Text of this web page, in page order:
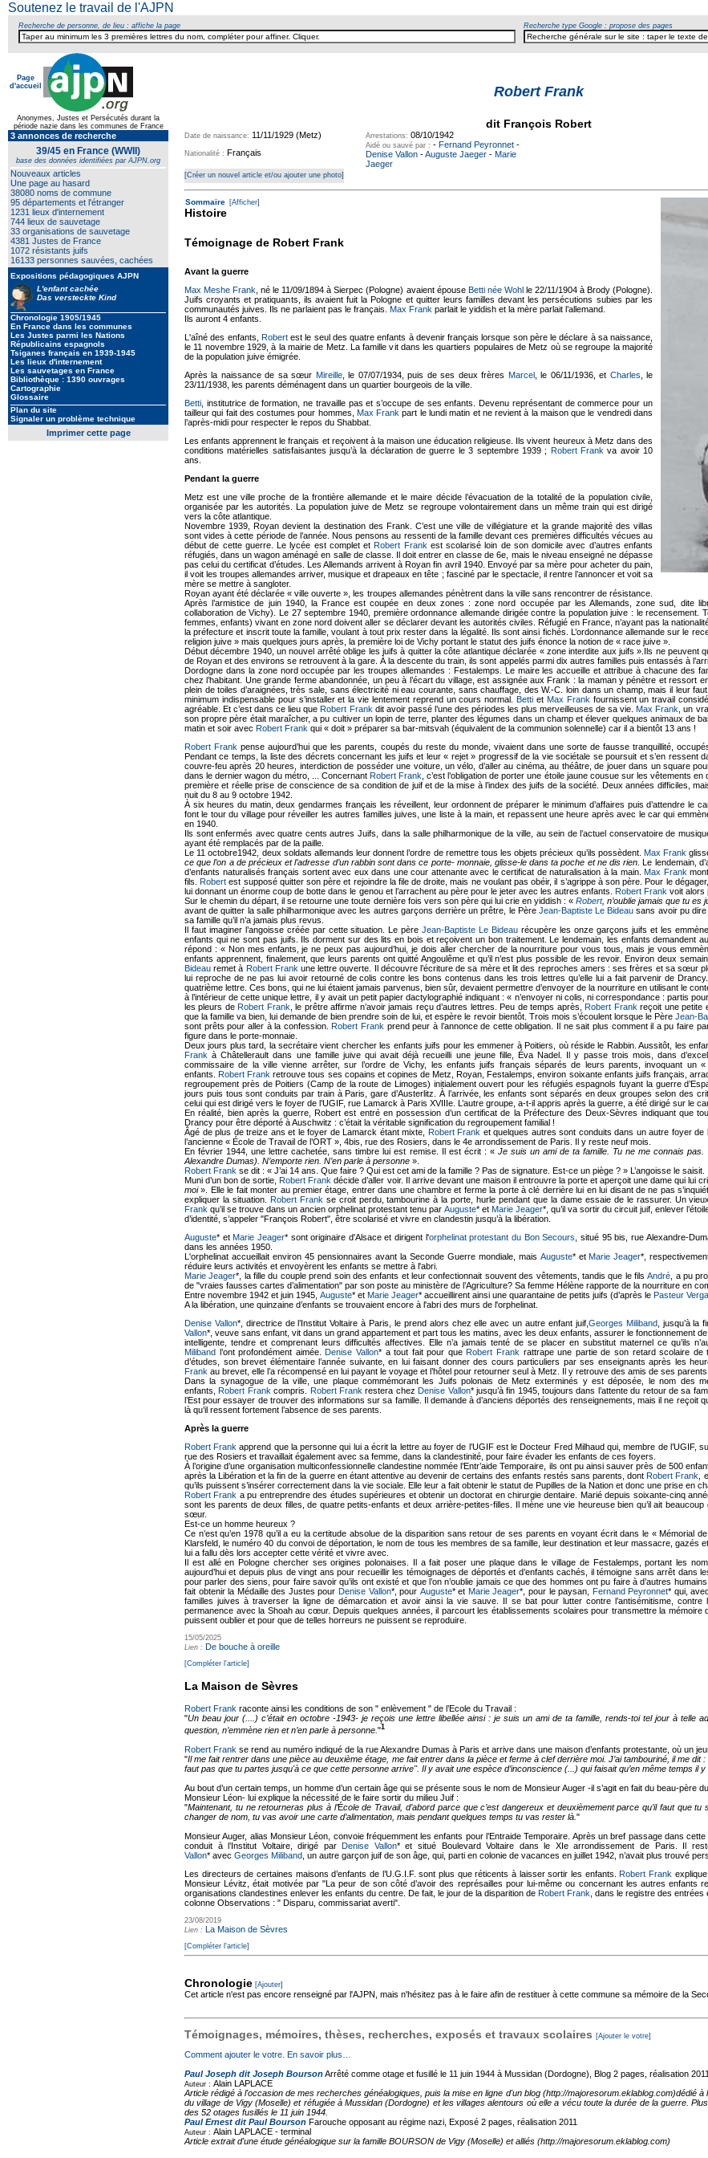
Soutenez le travail de l'AJPN
Recherche de personne, de lieu : affiche la page Recherche type Google : propose des pages
Page
d'accueil
Anonymes, Justes et Persécutés durant la
période nazie dans les communes de France
3 annonces de recherche
39/45 en France (WWII)
base des données identifiées par AJPN.org
Nouveaux articles
Une page au hasard
38080 noms de commune
95 départements et l'étranger
1231 lieux d'internement
744 lieux de sauvetage
33 organisations de sauvetage
4381 Justes de France
1072 résistants juifs
16133 personnes sauvées, cachées
Expositions pédagogiques AJPN
L'enfant cachée
Das versteckte Kind
Chronologie 1905/1945
En France dans les communes
Les Justes parmi les Nations
Républicains espagnols
Tsiganes français en 1939-1945
Les lieux d'internement
Les sauvetages en France
Bibliothèque : 1390 ouvrages
Cartographie
Glossaire
Plan du site
Signaler un problème technique
Imprimer cette page
Robert Frank
dit François Robert
Date de naissance: 11/11/1929 (Metz)
Nationalité : Français
Arrestations: 08/10/1942
Aidé ou sauvé par : - Fernand Peyronnet -
Denise Vallon -Auguste Jaeger - Marie
Jaeger
[Créer un nouvel article et/ou ajouter une photo]
Sommaire [Afficher]
Histoire
Témoignage de Robert Frank
Avant la guerre
Max Meshe Frank , né le 11/09/1894 à Sierpec (Pologne) avaient épouse Betti née Wohlle 22/11/1904 à Brody (Pologne).
Juifs croyants et pratiquants, ils avaient fuit la Pologne et quitter leurs familles devant les persécutions subies par les
communautés juives. Ils ne parlaient pas le français. Max Frank parlait le yiddish et la mère parlait l’allemand.
Ils auront 4 enfants.
L'aîné des enfants, Robertest le seul des quatre enfants à devenir français lorsque son père le déclare à sa naissance,
le 11 novembre 1929, à la mairie de Metz. La famille vit dans les quartiers populaires de Metz où se regroupe la majorité
de la population juive émigrée.
Après la naissance de sa sœur Mireille, le 07/07/1934, puis de ses deux frères Marcel, le 06/11/1936, et Charles , le
23/11/1938, les parents déménagent dans un quartier bourgeois de la ville.
Betti , institutrice de formation, ne travaille pas et s’occupe de ses enfants. Devenu représentant de commerce pour un
tailleur qui fait des costumes pour hommes, Max Frank part le lundi matin et ne revient à la maison que le vendredi dans
l’après-midi pour respecter le repos du Shabbat.
Les enfants apprennent le français et reçoivent à la maison une éducation religieuse. Ils vivent heureux à Metz dans des
conditions matérielles satisfaisantes jusqu’à la déclaration de guerre le 3 septembre 1939 ; Robert Frank va avoir 10
ans.
Pendant la guerre
Metz est une ville proche de la frontière allemande et le maire décide l’évacuation de la totalité de la population civile,
organisée par les autorités. La population juive de Metz se regroupe volontairement dans un même train qui est dirigé
vers la côte atlantique.
Novembre 1939, Royan devient la destination des Frank. C’est une ville de villégiature et la grande majorité des villas
sont vides à cette période de l’année. Nous pensons au ressenti de la famille devant ces premières difficultés vécues au
début de cette guerre. Le lycée est complet etRobert Frank est scolarisé loin de son domicile avec d’autres enfants
réfugiés, dans un wagon aménagé en salle de classe. Il doit entrer en classe de 6e, mais le niveau enseigné ne dépasse
pas celui du certificat d’études. Les Allemands arrivent à Royan fin avril 1940. Envoyé par sa mère pour acheter du pain,
il voit les troupes allemandes arriver, musique et drapeaux en tête ; fasciné par le spectacle, il rentre l’annoncer et voit sa
mère se mettre à sangloter.
Royan ayant été déclarée « ville ouverte », les troupes allemandes pénètrent dans la ville sans rencontrer de résistance.
Après l’armistice de juin 1940, la France est coupée en deux zones : zone nord occupée par les Allemands, zone sud, dite
collaboration de Vichy). Le 27 septembre 1940, première ordonnance allemande dirigée contre la population juive : le recensement.
femmes, enfants) vivant en zone nord doivent aller se déclarer devant les autorités civiles. Réfugié en France, n’ayant pas la
la préfecture et inscrit toute la famille, voulant à tout prix rester dans la légalité. Ils sont ainsi fichés. L’ordonnance allemande sur le
religion juive » mais quelques jours après, la première loi de Vichy portant le statut des juifs énonce la notion de « race juive ».
Début décembre 1940, un nouvel arrêté oblige les juifs à quitter la côte atlantique déclarée « zone interdite aux juifs ».Ils ne peuvent
de Royan et des environs se retrouvent à la gare. À la descente du train, ils sont appelés parmi dix autres familles puis entassés à
Dordogne dans la zone nord occupée par les troupes allemandes : Festalemps. Le maire les accueille et attribue à chacune des
chez l’habitant. Une grande ferme abandonnée, un peu à l’écart du village, est assignée aux Frank : la maman y pénètre et ressort
plein de toiles d’araignées, très sale, sans électricité ni eau courante, sans chauffage, des W.-C. loin dans un champ, mais il leur
minimum indispensable pour s’installer et la vie lentement reprend un cours normal.Betti et Max Frank fournissent un travail
agréable. Et c’est dans ce lieu queRobert Frank dit avoir passé l’une des périodes les plus merveilleuses de sa vie.Max Frank , un
son propre père était maraîcher, a pu cultiver un lopin de terre, planter des légumes dans un champ et élever quelques animaux de
matin et soir avec Robert Frank qui « doit » préparer sa bar-mitsvah (équivalent de la communion solennelle) car il a bientôt 13 ans !
Robert Frank pense aujourd’hui que les parents, coupés du reste du monde, vivaient dans une sorte de fausse tranquillité,
Pendant ce temps, la liste des décrets concernant les juifs et leur « rejet » progressif de la vie sociétale se poursuit et s’en ressent
couvre-feu après 20 heures, interdiction de posséder une voiture, un vélo, d’aller au cinéma, au théâtre, de jouer dans un square
dans le dernier wagon du métro, ... ConcernantRobert Frank , c’est l’obligation de porter une étoile jaune cousue sur les vêtements
première et réelle prise de conscience de sa condition de juif et de la mise à l’index des juifs de la société. Deux années difficiles,
nuit du 8 au 9 octobre 1942.
À six heures du matin, deux gendarmes français les réveillent, leur ordonnent de préparer le minimum d’affaires puis d’attendre le
font le tour du village pour réveiller les autres familles juives, une liste à la main, et repassent une heure après avec le car qui
en 1940.
Ils sont enfermés avec quatre cents autres Juifs, dans la salle philharmonique de la ville, au sein de l’actuel conservatoire de
ayant été remplacés par de la paille.
Le 11 octobre1942, deux soldats allemands leur donnent l’ordre de remettre tous les objets précieux qu’ils possèdent. Max Frank
ce que l’on a de précieux et l’adresse d’un rabbin sont dans ce porte- monnaie, glisse-le dans ta poche et ne dis rien . Le lendemain,
d’enfants naturalisés français sortent avec eux dans une cour attenante avec le certificat de naturalisation à la main.Max Frank
fils.Robert est supposé quitter son père et rejoindre la file de droite, mais ne voulant pas obéir, il s’agrippe à son père. Pour le
lui donnant un énorme coup de botte dans le genou et l’arrachent au père pour le jeter avec les autres enfants.Robert Frank voit alors
Sur le chemin du départ, il se retourne une toute dernière fois vers son père qui lui crie en yiddish : «Robert, n’oublie jamais que tu es
avant de quitter la salle philharmonique avec les autres garçons derrière un prêtre, le Père Jean-Baptiste Le Bideau sans avoir pu
sa famille qu’il n’a jamais plus revus.
Il faut imaginer l’angoisse créée par cette situation. Le pèreJean-Baptiste Le Bideau récupère les onze garçons juifs et les
enfants qui ne sont pas juifs. Ils dorment sur des lits en bois et reçoivent un bon traitement. Le lendemain, les enfants demandent
répond : « Non mes enfants, je ne peux pas aujourd’hui, je dois aller chercher de la nourriture pour vous tous, mais je vous
enfants apprennent, finalement, que leurs parents ont quitté Angoulême et qu’il n’est plus possible de les revoir. Environ deux
Bideau remet à Robert Frank une lettre ouverte. Il découvre l’écriture de sa mère et lit des reproches amers : ses frères et sa sœur
lui reproche de ne pas lui avoir retourné de colis contre les bons contenus dans les trois lettres qu’elle lui a fait parvenir de
quatrième lettre. Ces bons, qui ne lui étaient jamais parvenus, bien sûr, devaient permettre d’envoyer de la nourriture en utilisant le
à l’intérieur de cette unique lettre, il y avait un petit papier dactylographié indiquant : « n’envoyer ni colis, ni correspondance : partis
les pleurs deRobert Frank , le prêtre affirme n’avoir jamais reçu d’autres lettres. Peu de temps après,Robert Frank reçoit une petite
que la famille va bien, lui demande de bien prendre soin de lui, et espère le revoir bientôt. Trois mois s’écoulent lorsque le Père Jean-
sont prêts pour aller à la confession.Robert Frank prend peur à l’annonce de cette obligation. Il ne sait plus comment il a pu faire
figure dans le porte-monnaie.
Deux jours plus tard, la secrétaire vient chercher les enfants juifs pour les emmener à Poitiers, où réside le Rabbin. Aussitôt, les
Frank à Châtellerault dans une famille juive qui avait déjà recueilli une jeune fille, Éva Nadel. Il y passe trois mois, dans
commissaire de la ville vienne arrêter, sur l’ordre de Vichy, les enfants juifs français séparés de leurs parents, invoquant un
enfants.Robert Frank retrouve tous ses copains et copines de Metz, Royan, Festalemps, environ soixante enfants juifs français,
regroupement près de Poitiers (Camp de la route de Limoges) initialement ouvert pour les réfugiés espagnols fuyant la guerre
jours puis tous sont conduits par train à Paris, gare d’Austerlitz. À l’arrivée, les enfants sont séparés en deux groupes selon des
celui qui est dirigé vers le foyer de l’UGIF, rue Lamarck à Paris XVIIIe. L’autre groupe, a-t-il appris après la guerre, a été dirigé sur le
En réalité, bien après la guerre, Robert est entré en possession d’un certificat de la Préfecture des Deux-Sèvres indiquant que
Drancy pour être déporté à Auschwitz : c’était la véritable signification du regroupement familial !
Âgé de plus de treize ans et le foyer de Lamarck étant mixte, Robert Frank et quelques autres sont conduits dans un autre foyer de
l’ancienne « École de Travail de l’ORT », 4bis, rue des Rosiers, dans le 4e arrondissement de Paris. Il y reste neuf mois.
En février 1944, une lettre cachetée, sans timbre lui est remise. Il est écrit : « Je suis un ami de ta famille. Tu ne me connais
Alexandre Dumas). N’emporte rien. N’en parle à personne ».
Robert Frank se dit : « J’ai 14 ans. Que faire ? Qui est cet ami de la famille ? Pas de signature. Est-ce un piège ? » L’angoisse le saisit.
Muni d’un bon de sortie,Robert Frank décide d’aller voir. Il arrive devant une maison il entrouvre la porte et aperçoit une dame qui lui
moi». Elle le fait monter au premier étage, entrer dans une chambre et ferme la porte à clé derrière lui en lui disant de ne pas
expliquer la situation. Robert Frank se croit perdu, tambourine à la porte, hurle pendant que la dame essaie de le rassurer. Un
Frank qu’il se trouve dans un ancien orphelinat protestant tenu par Auguste* et Marie Jeager*, qu’il va sortir du circuit juif, enlever
d’identité, s’appeler "François Robert", être scolarisé et vivre en clandestin jusqu’à la libération.
Auguste* etMarie Jeager* sont originaire d'Alsace et dirigent l'orphelinat protestant du Bon Secours
, situé 95 bis, rue Alexandre-
dans les années 1950.
L'orphelinat accueillait environ 45 pensionnaires avant la Seconde Guerre mondiale, mais Auguste* etMarie Jeager*,
réduire leurs activités et envoyèrent les enfants se mettre à l'abri.
Marie Jeager*, la fille du couple prend soin des enfants et leur confectionnait souvent des vêtements, tandis que le filsAndré , a pu
de "vraies fausses cartes d’alimentation" par son poste au ministère de l’Agriculture? Sa femme Hélène rapporte de la nourriture en
Entre novembre 1942 et juin 1945, Auguste* et Marie Jeager* accueillirent ainsi une quarantaine de petits juifs (d’après le Pasteur
A la libération, une quinzaine d’enfants se trouvaient encore à l'abri des murs de l'orphelinat.
Denise Vallon*, directrice de l’Institut Voltaire à Paris, le prend alors chez elle avec un autre enfant juif, Georges Miliband, jusqu’à la
Vallon*, veuve sans enfant, vit dans un grand appartement et part tous les matins, avec les deux enfants, assurer le fonctionnement de
intelligente, tendre et comprenant leurs difficultés affectives. Elle n’a jamais tenté de se placer en substitut maternel ce qu’ils
Miliband l’ont profondément aimée.Denise Vallon* a tout fait pour queRobert Frank rattrape une partie de son retard scolaire
d’études, son brevet élémentaire l’année suivante, en lui faisant donner des cours particuliers par ses enseignants après les
Frank au brevet, elle l’a récompensé en lui payant le voyage et l’hôtel pour retourner seul à Metz. Il y retrouve des amis de ses
Dans la synagogue de la ville, une plaque commémorant les Juifs polonais de Metz exterminés y est déposée, le nom des
enfants,Robert Frank compris. Robert Frank restera chezDenise Vallon* jusqu’à fin 1945, toujours dans l’attente du retour de sa
l’Est pour essayer de trouver des informations sur sa famille. Il demande à d’anciens déportés des renseignements, mais il ne reçoit
là qu’il ressent fortement l’absence de ses parents.
Après la guerre
Robert Frank apprend que la personne qui lui a écrit la lettre au foyer de l’UGIF est le Docteur Fred Milhaud qui, membre de l’UGIF,
rue des Rosiers et travaillait également avec sa femme, dans la clandestinité, pour faire évader les enfants de ces foyers.
À l’origine d’une organisation multiconfessionnelle clandestine nommée l’Entr’aide Temporaire, ils ont pu ainsi sauver près de 500
après la Libération et la fin de la guerre en étant attentive au devenir de certains des enfants restés sans parents, dontRobert Frank
,
qu’ils puissent s’insérer correctement dans la vie sociale. Elle leur a fait obtenir le statut de Pupilles de la Nation et donc une prise en
Robert Frank a pu entreprendre des études supérieures et obtenir un doctorat en chirurgie dentaire. Marié depuis soixante-cinq
sont les parents de deux filles, de quatre petits-enfants et deux arrière-petites-filles. Il mène une vie heureuse bien qu’il ait
sœur.
Est-ce un homme heureux ?
Ce n’est qu’en 1978 qu’il a eu la certitude absolue de la disparition sans retour de ses parents en voyant écrit dans le « Mémorial
Klarsfeld, le numéro 40 du convoi de déportation, le nom de tous les membres de sa famille, leur destination et leur massacre, gazés
lui a fallu dès lors accepter cette vérité et vivre avec.
Il est allé en Pologne chercher ses origines polonaises. Il a fait poser une plaque dans le village de Festalemps, portant les
aujourd’hui et depuis plus de vingt ans pour recueillir les témoignages de déportés et d’enfants cachés, il témoigne sans arrêt dans
pour parler des siens, pour faire savoir qu’ils ont existé et que l’on n’oublie jamais ce que des hommes ont pu faire à d’autres
fait obtenir la Médaille des Justes pour Denise Vallon*, pour Auguste* et Marie Jeager*, pour le paysan, Fernand Peyronnet* qui,
familles juives à traverser la ligne de démarcation et avoir ainsi la vie sauve. Il se bat pour lutter contre l’antisémitisme,
permanence avec la Shoah au cœur. Depuis quelques années, il parcourt les établissements scolaires pour transmettre la mémoire
puissent oublier et pour que de telles horreurs ne puissent se reproduire.
15/05/2025
Lien : De bouche à oreille
[Compléter l'article]
La Maison de Sèvres
Robert Frank raconte ainsi les conditions de son " enlèvement " de l’Ecole du Travail :
"Un beau jour (....) c’était en octobre -1943- je reçois une lettre libellée ainsi : je suis un ami de ta famille, rends-toi tel jour à telle
question, n’emmène rien et n’en parle à personne. "1
Robert Frank se rend au numéro indiqué de la rue Alexandre Dumas à Paris et arrive dans une maison d’enfants protestante, où un
"Il me fait rentrer dans une pièce au deuxième étage, me fait entrer dans la pièce et ferme à clef derrière moi. J’ai tambouriné, il me dit :
faut pas que tu partes jusqu'à ce que cette personne arrive". Il y avait une espèce d’inconscience (...) qui faisait qu’en même temps il y
Au bout d’un certain temps, un homme d’un certain âge qui se présente sous le nom de Monsieur Auger -il s’agit en fait du beau-père du
Monsieur Léon- lui explique la nécessité de le faire sortir du milieu Juif :
"Maintenant, tu ne retourneras plus à l’École de Travail, d’abord parce que c’est dangereux et deuxièmement parce qu’il faut que
changer de nom, tu vas avoir une carte d’alimentation, mais pendant quelques temps tu vas rester là. "
Monsieur Auger, alias Monsieur Léon, convoie fréquemment les enfants pour l’Entraide Temporaire. Après un bref passage dans
conduit à l’Institut Voltaire, dirigé parDenise Vallon* et situé Boulevard Voltaire dans le XIe arrondissement de Paris. Il
Vallon* avec Georges Miliband , un autre garçon juif de son âge, qui, parti en colonie de vacances en juillet 1942, n’avait plus trouvé
Les directeurs de certaines maisons d’enfants de l’U.G.I.F. sont plus que réticents à laisser sortir les enfants.Robert Frank
Monsieur Lévitz, était motivée par "La peur de son côté d’avoir des représailles pour lui-même ou concernant les autres enfants
organisations clandestines enlever les enfants du centre. De fait, le jour de la disparition de Robert Frank , dans le registre des
colonne Observations : " Disparu, commissariat averti".
23/08/2019
Lien : La Maison de Sèvres
[Compléter l'article]
Chronologie [Ajouter]
Cet article n'est pas encore renseigné par l'AJPN, mais n'hésitez pas à le faire afin de restituer à cette commune sa mémoire de la
Témoignages, mémoires, thèses, recherches, exposés et travaux scolaires [Ajouter le votre]
Comment ajouter le votre. En savoir plus…
Paul Joseph dit Joseph BoursonArrêté comme otage et fusillé le 11 juin 1944 à Mussidan (Dordogne), Blog 2 pages, réalisation 2011
Auteur : Alain LAPLACE
Article rédigé à l'occasion de mes recherches généalogiques, puis la mise en ligne d'un blog (http://majoresorum.eklablog.com)dédié
du village de Vigy (Moselle) et réfugiée à Mussidan (Dordogne) et les villages alentours où elle a vécu toute la durée de la guerre.
des 52 otages fusillés le 11 juin 1944.
Paul Ernest dit Paul Bourson Farouche opposant au régime nazi, Exposé 2 pages, réalisation 2011
Auteur : Alain LAPLACE - terminal
Article extrait d'une étude généalogique sur la famille BOURSON de Vigy (Moselle) et alliés (http://majoresorum.eklablog.com)